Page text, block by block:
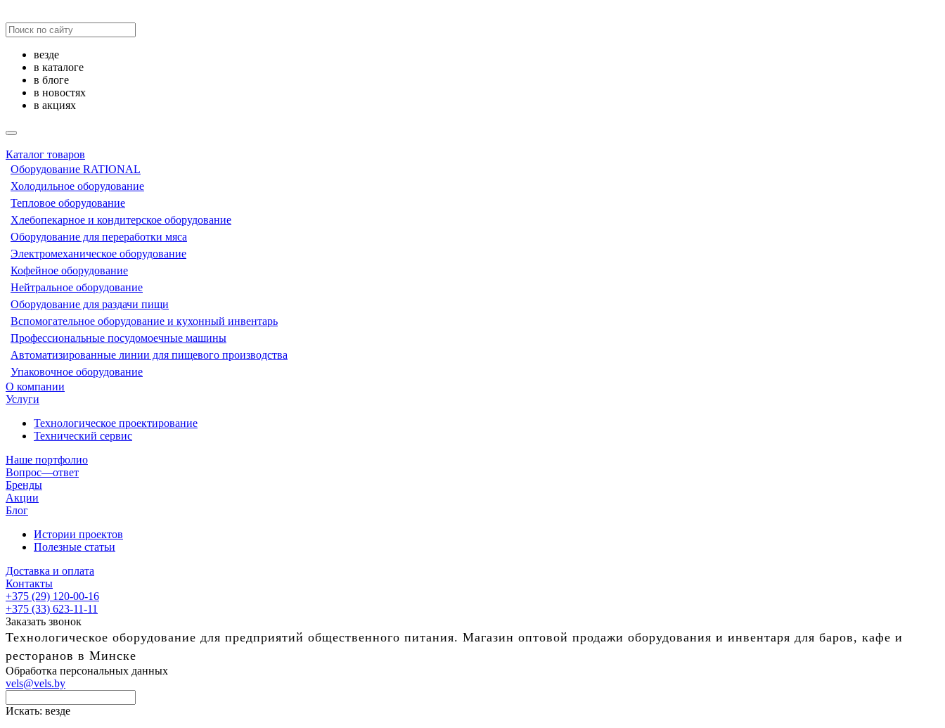
везде
в каталоге
в блоге
в новостях
в акциях
Каталог товаров
Оборудование RATIONAL
Холодильное оборудование
Тепловое оборудование
Хлебопекарное и кондитерское оборудование
Оборудование для переработки мяса
Электромеханическое оборудование
Кофейное оборудование
Нейтральное оборудование
Оборудование для раздачи пищи
Вспомогательное оборудование и кухонный инвентарь
Профессиональные посудомоечные машины
Автоматизированные линии для пищевого производства
Упаковочное оборудование
О компании
Услуги
Технологическое проектирование
Технический сервис
Наше портфолио
Вопрос—ответ
Бренды
Акции
Блог
Истории проектов
Полезные статьи
Доставка и оплата
Контакты
+375 (29) 120-00-16
+375 (33) 623-11-11
Заказать звонок
Технологическое оборудование для предприятий общественного питания. Магазин оптовой продажи оборудования и инвентаря для баров, кафе и
ресторанов в Минске
Обработка персональных данных
vels@vels.by
Искать: везде